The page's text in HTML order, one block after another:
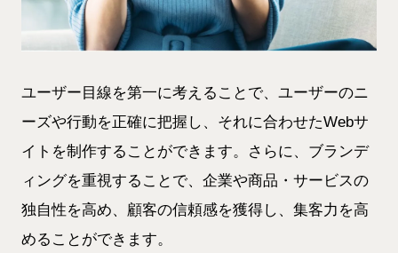
ユーザー目線を第一に考えることで、ユーザーのニ
ーズや行動を正確に把握し、それに合わせたWebサ
イトを制作することができます。さらに、ブランデ
ィングを重視することで、企業や商品・サービスの
独自性を高め、顧客の信頼感を獲得し、集客力を高
めることができます。